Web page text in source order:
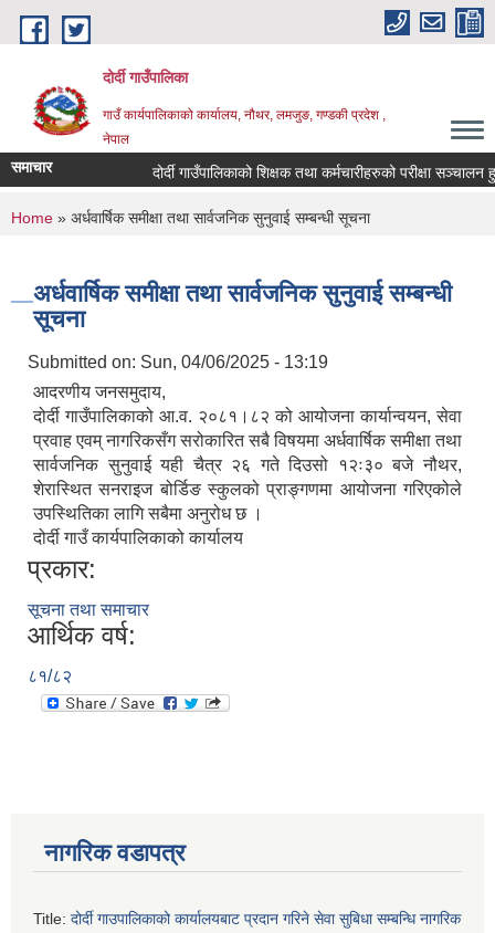
Skip to main content
दोर्दी गाउँपालिका
गाउँ कार्यपालिकाको कार्यालय, नौथर, लमजुङ, गण्डकी प्रदेश ,
नेपाल
समाचार दोर्दी गाउँपालिकाको शिक्षक तथा कर्मचारीहरुको परीक्षा सञ्चालन
You are here
Home » अर्धवार्षिक समीक्षा तथा सार्वजनिक सुनुवाई सम्बन्धी सूचना
अर्धवार्षिक समीक्षा तथा सार्वजनिक सुनुवाई सम्बन्धी
सूचना
Submitted on: Sun, 04/06/2025 - 13:19
आदरणीय जनसमुदाय,
दोर्दी गाउँपालिकाको आ.व. २०८१।८२ को आयोजना कार्यान्वयन, सेवा
प्रवाह एवम् नागरिकसँग सरोकारित सबै विषयमा अर्धवार्षिक समीक्षा तथा
सार्वजनिक सुनुवाई यही चैत्र २६ गते दिउसो १२ः३० बजे नौथर,
शेरास्थित सनराइज बोर्डिङ स्कुलको प्राङ्गणमा आयोजना गरिएकोले
उपस्थितिका लागि सबैमा अनुरोध छ ।
दोर्दी गाउँ कार्यपालिकाको कार्यालय
प्रकार:
सूचना तथा समाचार
आर्थिक वर्ष:
८१/८२
नागरिक वडापत्र
Title: दोर्दी गाउपालिकाको कार्यालयबाट प्रदान गरिने सेवा सुबिधा सम्बन्धि नागरिक